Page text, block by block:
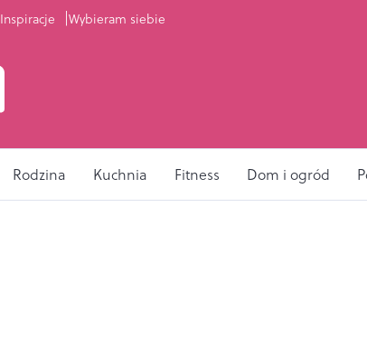
Inspiracje Wybieram siebie
Rodzina Kuchnia Fitness Dom i ogród